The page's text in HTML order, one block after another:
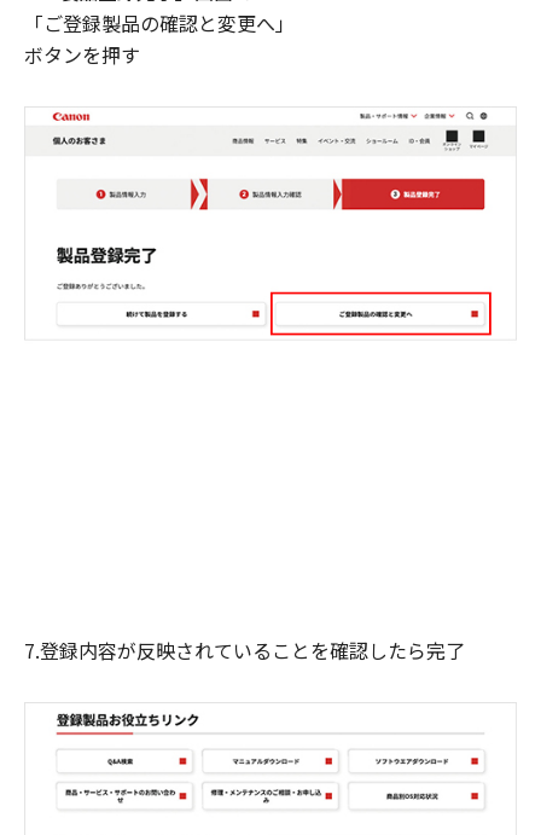
「ご登録製品の確認と変更へ」
ボタンを押す
7.登録内容が反映されていることを確認したら完了